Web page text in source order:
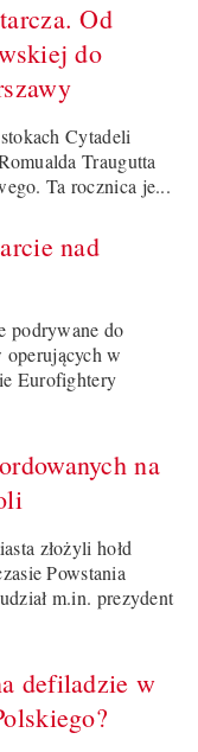
Od
do
Cytadeli
Traugutta
Ta rocznica je...
nad
podrywane do
w
Eurofightery
na
złożyli hołd
Powstania
m.in. prezydent
defiladzie w